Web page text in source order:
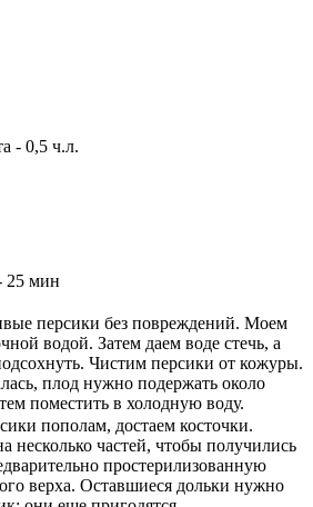
- 0,5 ч.л.
25 мин
персики без повреждений. Моем
водой. Затем даем воде стечь, а
Чистим персики от кожуры.
плод нужно подержать около
поместить в холодную воду.
пополам, достаем косточки.
несколько частей, чтобы получились
простерилизованную
верха. Оставшиеся дольки нужно